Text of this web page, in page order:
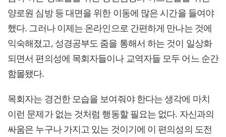
양로원 심방 등 대면을 위한 이동에 많은 시간을 들여야
했다. 그러나 이제는 온라인으로 간편하게 만나는 것에
익숙해졌고, 성경공부도 줌을 통해서 하는 것이 일상화
되면서 편의성에 목회자들이나 교역자들 모두 어느 순간
함몰됐다.
목회자는 경건한 모습을 보여줘야 한다는 생각에 마치
이런 문제가 없는 것처럼 행동할 필요는 없다. 자신과의
싸움은 누구나 가지고 있는 것이기에 이 편의성의 도전